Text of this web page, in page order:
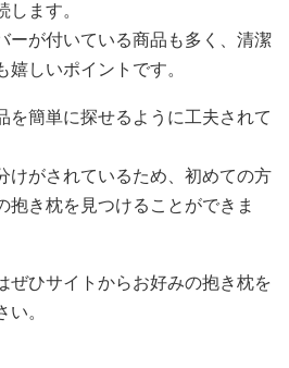
ます。
ーが付いている商品も多く、清潔
しいポイントです。
を簡単に探せるように工夫されて
けがされているため、初めての方
抱き枕を見つけることができま
ぜひサイトからお好みの抱き枕を
。